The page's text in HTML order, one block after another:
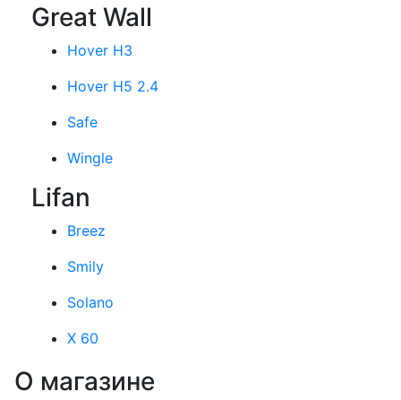
Great Wall
Hover H3
Hover H5 2.4
Safe
Wingle
Lifan
Breez
Smily
Solano
X 60
О магазине